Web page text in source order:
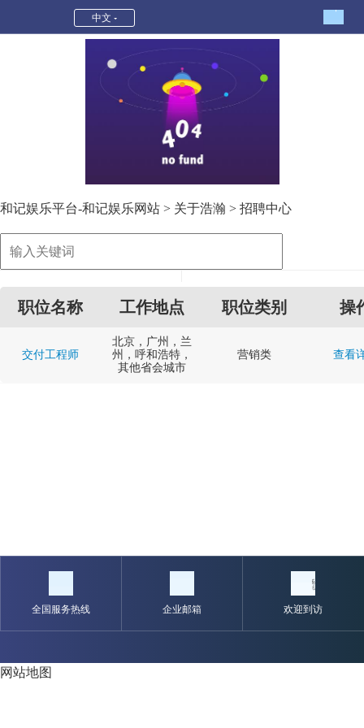
招聘中心-和记娱乐平台
中文
和记娱乐平台-和记娱乐网站 > 关于浩瀚 > 招聘中心
职位名称 工作地点 职位类别 操
交付工程师
北京，广州，兰
州，呼和浩特，
其他省会城市
营销类 查看
全国服务热线 企业邮箱 欢迎到访
网站地图